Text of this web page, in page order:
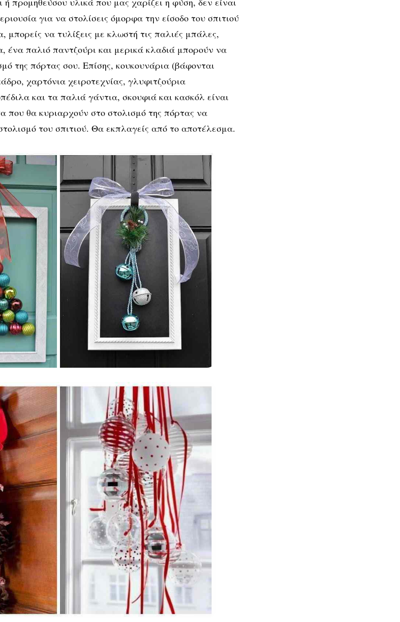
της πόρτας
για να στολίσεις όμορφα την είσοδο του σπιτιού
μπορείς να τυλίξεις με κλωστή τις παλιές μπάλες,
ένα παλιό παντζούρι και μερικά κλαδιά μπορούν να
της πόρτας σου. Επίσης, κουκουνάρια (βάφονται
χαρτόνια χειροτεχνίας, γλυφιτζούρια
και τα παλιά γάντια, σκουφιά και κασκόλ είναι
που θα κυριαρχούν στο στολισμό της πόρτας να
του σπιτιού. Θα εκπλαγείς από το αποτέλεσμα.